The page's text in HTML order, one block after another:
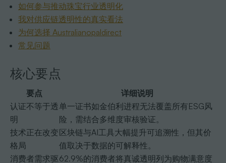
如何参与推动珠宝行业透明化
我对供应链透明性的真实看法
为何选择 Australianopaldirect
常见问题
核心要点
要点
详细说明
认证不等于透
明
单一证书如金伯利进程无法覆盖所有ESG风
险，需结合多维度审核验证。
技术正在改变
格局
区块链与AI工具大幅提升可追溯性，但其价
值取决于数据的可解释性。
消费者需求驱62.9%的消费者将真诚透明列为购物满意度